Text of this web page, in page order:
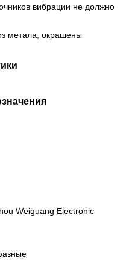
вибрации не должно
метала, окрашены
Weiguang Electronic